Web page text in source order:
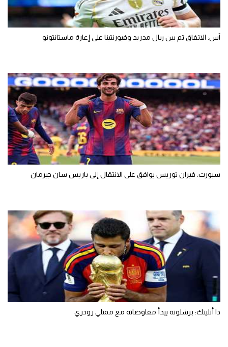
آس: الاتفاق تم بين ريال مدريد وفيورنتينا على إعارة ماستانتونو
سبورت: فيران توريس يوافق على الانتقال إلى باريس سان جيرمان
ذا أثليتك: برشلونة يبدأ مفاوضاته مع ممثلي رودري